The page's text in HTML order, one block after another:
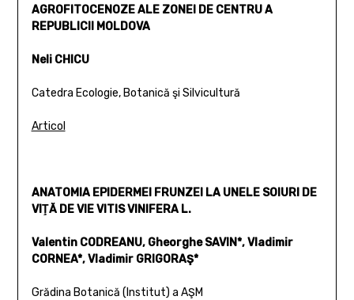
AGROFITOCENOZE ALE ZONEI DE CENTRU A
REPUBLICII MOLDOVA
Neli CHICU
Catedra Ecologie, Botanică şi Silvicultură
Articol
ANATOMIA EPIDERMEI FRUNZEI LA UNELE SOIURI DE
VIŢĂ DE VIE VITIS VINIFERA L.
Valentin CODREANU, Gheorghe SAVIN*, Vladimir
CORNEA*, Vladimir GRIGORAŞ*
Grădina Botanică (Institut) a AŞM